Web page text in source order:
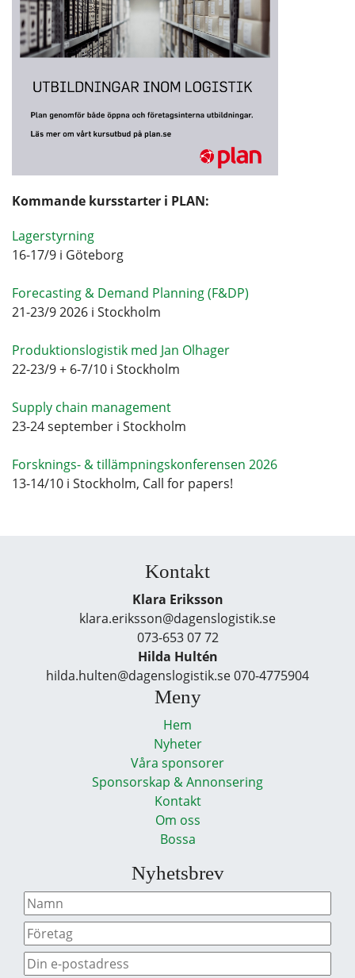
Kommande kursstarter i PLAN:
Lagerstyrning
16-17/9 i Göteborg
Forecasting & Demand Planning (F&DP)
21-23/9 2026 i Stockholm
Produktionslogistik med Jan Olhager
22-23/9 + 6-7/10 i Stockholm
Supply chain management
23-24 september i Stockholm
Forsknings- & tillämpningskonferensen 2026
13-14/10 i Stockholm, Call for papers!
Kontakt
Klara Eriksson
klara.eriksson@dagenslogistik.se
073-653 07 72
Hilda Hultén
hilda.hulten@dagenslogistik.se 070-4775904
Meny
Hem
Nyheter
Våra sponsorer
Sponsorskap & Annonsering
Kontakt
Om oss
Bossa
Nyhetsbrev